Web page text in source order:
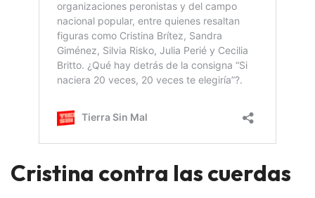
Cristina contra las cuerdas